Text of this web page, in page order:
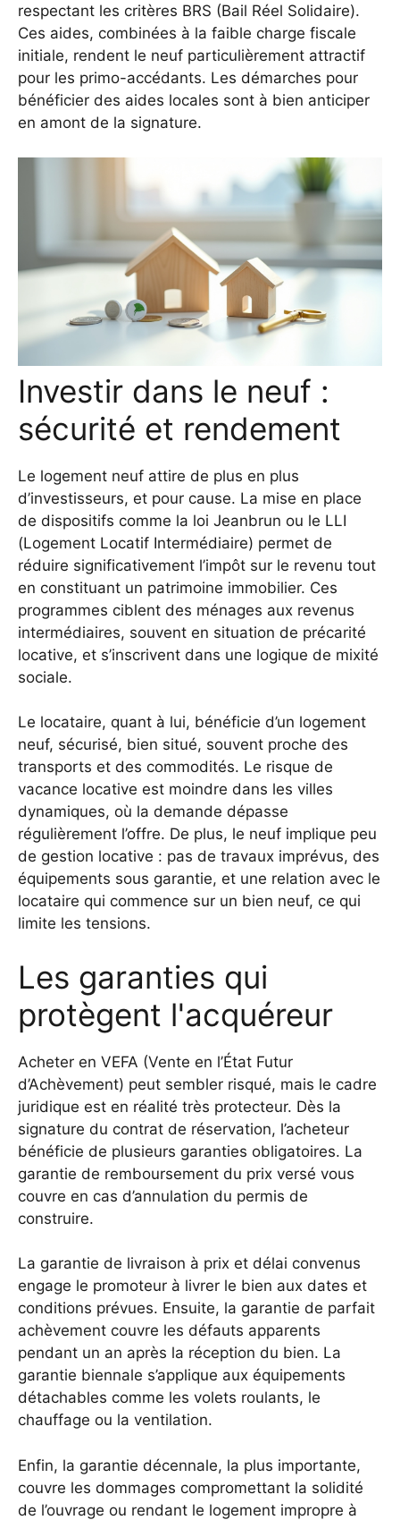
respectant les critères BRS (Bail Réel Solidaire).
Ces aides, combinées à la faible charge fiscale
initiale, rendent le neuf particulièrement attractif
pour les primo-accédants. Les démarches pour
bénéficier des aides locales sont à bien anticiper
en amont de la signature.
Investir dans le neuf :
sécurité et rendement
Le logement neuf attire de plus en plus
d’investisseurs, et pour cause. La mise en place
de dispositifs comme la loi Jeanbrun ou le LLI
(Logement Locatif Intermédiaire) permet de
réduire significativement l’impôt sur le revenu tout
en constituant un patrimoine immobilier. Ces
programmes ciblent des ménages aux revenus
intermédiaires, souvent en situation de précarité
locative, et s’inscrivent dans une logique de mixité
sociale.
Le locataire, quant à lui, bénéficie d’un logement
neuf, sécurisé, bien situé, souvent proche des
transports et des commodités. Le risque de
vacance locative est moindre dans les villes
dynamiques, où la demande dépasse
régulièrement l’offre. De plus, le neuf implique peu
de gestion locative : pas de travaux imprévus, des
équipements sous garantie, et une relation avec le
locataire qui commence sur un bien neuf, ce qui
limite les tensions.
Les garanties qui
protègent l'acquéreur
Acheter en VEFA (Vente en l’État Futur
d’Achèvement) peut sembler risqué, mais le cadre
juridique est en réalité très protecteur. Dès la
signature du contrat de réservation, l’acheteur
bénéficie de plusieurs garanties obligatoires. La
garantie de remboursement du prix versé vous
couvre en cas d’annulation du permis de
construire.
La garantie de livraison à prix et délai convenus
engage le promoteur à livrer le bien aux dates et
conditions prévues. Ensuite, la garantie de parfait
achèvement couvre les défauts apparents
pendant un an après la réception du bien. La
garantie biennale s’applique aux équipements
détachables comme les volets roulants, le
chauffage ou la ventilation.
Enfin, la garantie décennale, la plus importante,
couvre les dommages compromettant la solidité
de l’ouvrage ou rendant le logement impropre à